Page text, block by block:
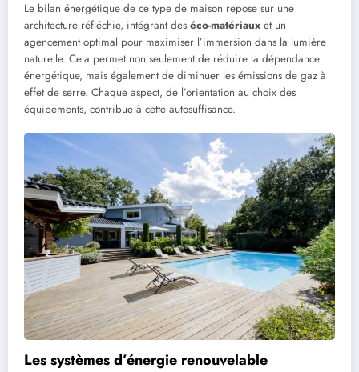
Le bilan énergétique de ce type de maison repose sur une
architecture réfléchie, intégrant des éco-matériaux et un
agencement optimal pour maximiser l’immersion dans la lumière
naturelle. Cela permet non seulement de réduire la dépendance
énergétique, mais également de diminuer les émissions de gaz à
effet de serre. Chaque aspect, de l’orientation au choix des
équipements, contribue à cette autosuffisance.
Les systèmes d’énergie renouvelable